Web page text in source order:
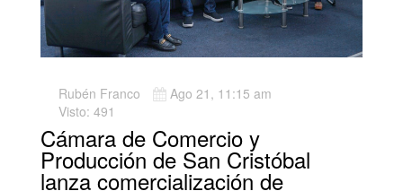
Rubén Franco
Ago 21, 11:15 am
Visto: 491
Cámara de Comercio y
Producción de San Cristóbal
lanza comercialización de